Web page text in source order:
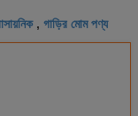
, গাড়ির মোম পণ্য